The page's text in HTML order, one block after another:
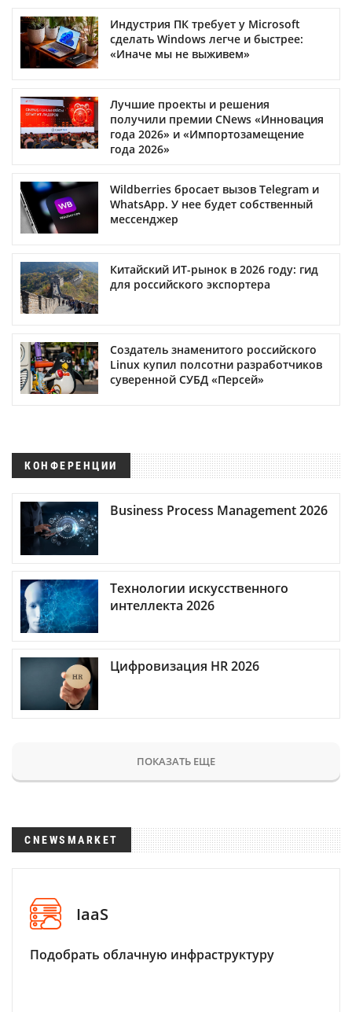
Индустрия ПК требует у Microsoft
сделать Windows легче и быстрее:
«Иначе мы не выживем»
Лучшие проекты и решения
получили премии CNews «Инновация
года 2026» и «Импортозамещение
года 2026»
Wildberries бросает вызов Telegram и
WhatsApp. У нее будет собственный
мессенджер
Китайский ИТ-рынок в 2026 году: гид
для российского экспортера
Создатель знаменитого российского
Linux купил полсотни разработчиков
суверенной СУБД «Персей»
КОНФЕРЕНЦИИ
Business Process Management 2026
Технологии искусственного
интеллекта 2026
Цифровизация HR 2026
ПОКАЗАТЬ ЕЩЕ
CNEWSMARKET
IaaS
Подобрать облачную инфраструктуру